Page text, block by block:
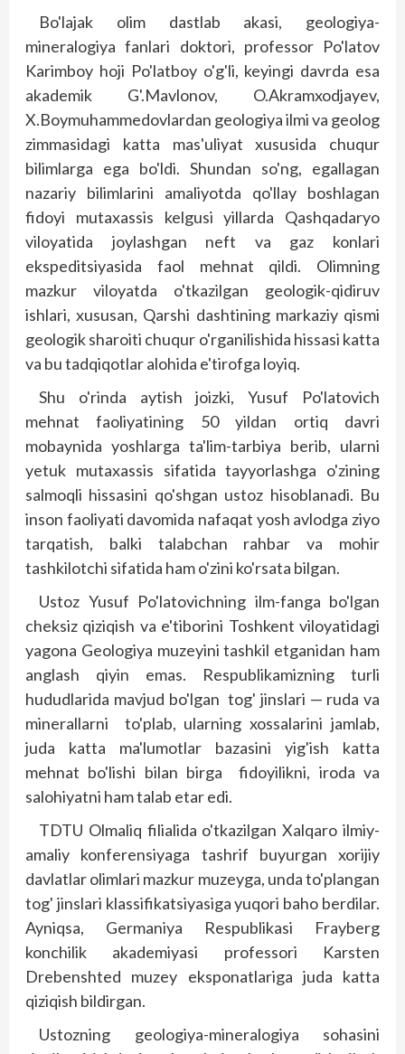
Bo'lajak olim dastlab akasi, geologiya­
mineralogiya fanlari doktori, professor Po'latov
Karimboy hoji Po'latboy o'g'li, ke­yingi davrda esa
akademik G'.Mavlonov, O.Ak­ramxodjayev,
X.Boymuhammedovlardan geologiya ilmi va geolog
zimmasidagi katta mas'uliyat xususida chuqur
bilimlarga ega bo'ldi. Shundan so'ng, egallagan
nazariy bilimlarini amaliyotda qo'llay boshlagan
fidoyi mutaxassis kelgusi yillarda Qashqadaryo
viloyatida joylashgan neft va gaz konlari
ekspeditsiya­sida faol mehnat qildi. Olimning
mazkur viloyatda o'tkazilgan geologik-qidiruv
ishlari, xususan, Qarshi dashtining markaziy qismi
geologik sharoiti chuqur o'rganilishida hissasi katta
va bu tadqiqotlar alohida e'tirofga loyiq.
Shu o'rinda aytish joizki, Yusuf Po'latovich
mehnat faoliyatining 50 yildan ortiq davri
mobaynida yoshlarga ta'lim-tarbiya berib, ularni
yetuk mutaxassis sifatida tayyorlashga o'zining
salmoqli hissasini qo'shgan ustoz hisoblanadi. Bu
inson faoliyati davomida nafaqat yosh avlodga ziyo
tarqatish, balki talabchan rahbar va mohir
tashkilotchi sifatida ham o'zini ko'rsata bilgan.
Ustoz Yusuf Po'latovichning ilm-fanga bo'lgan
cheksiz qiziqish va e'tiborini Toshkent viloyatidagi
yagona Geologiya muzeyini tashkil etganidan ham
anglash qiyin emas. Respublikamizning turli
hududlarida mavjud bo'lgan tog' jinslari — ruda va
minerallarni to'plab, ularning xossalarini jamlab,
juda katta ma'lumotlar bazasini yig'ish katta
mehnat bo'lishi bilan birga fidoyilikni, iroda va
salohiyatni ham talab etar edi.
TDTU Olmaliq filialida o'tkazilgan Xalqaro ilmiy-
amaliy konferensiyaga tashrif buyurgan xorijiy
davlatlar olimlari mazkur muzeyga, unda to'plangan
tog' jinslari klassifikatsiyasiga yuqori baho berdilar.
Ayniqsa, Germaniya Respublikasi Frayberg
konchilik akademiyasi professori Karsten
Drebenshted muzey eksponatlariga juda katta
qiziqish bildirgan.
Ustozning geologiya-mineralogiya sohasini